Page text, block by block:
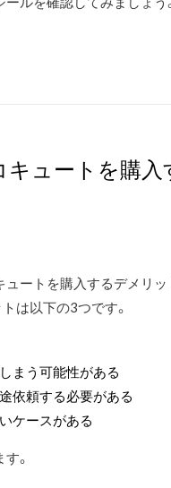
キュートを購入
ートを購入するデメリッ
は以下の3つです。
まう可能性がある
依頼する必要がある
ケースがある
。